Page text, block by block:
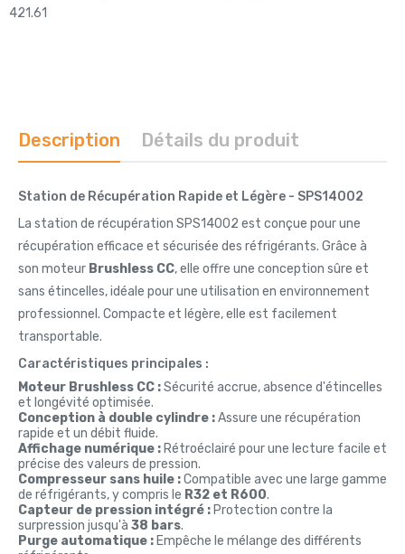
421.61
Description Détails du produit
Station de Récupération Rapide et Légère - SPS14002
La station de récupération SPS14002 est conçue pour une
récupération efficace et sécurisée des réfrigérants. Grâce à
son moteur Brushless CC, elle offre une conception sûre et
sans étincelles, idéale pour une utilisation en environnement
professionnel. Compacte et légère, elle est facilement
transportable.
Caractéristiques principales :
Moteur Brushless CC :Sécurité accrue, absence d'étincelles
et longévité optimisée.
Conception à double cylindre :Assure une récupération
rapide et un débit fluide.
Affichage numérique : Rétroéclairé pour une lecture facile et
précise des valeurs de pression.
Compresseur sans huile :Compatible avec une large gamme
de réfrigérants, y compris le R32 et R600.
Capteur de pression intégré : Protection contre la
surpression jusqu'à 38 bars.
Purge automatique : Empêche le mélange des différents